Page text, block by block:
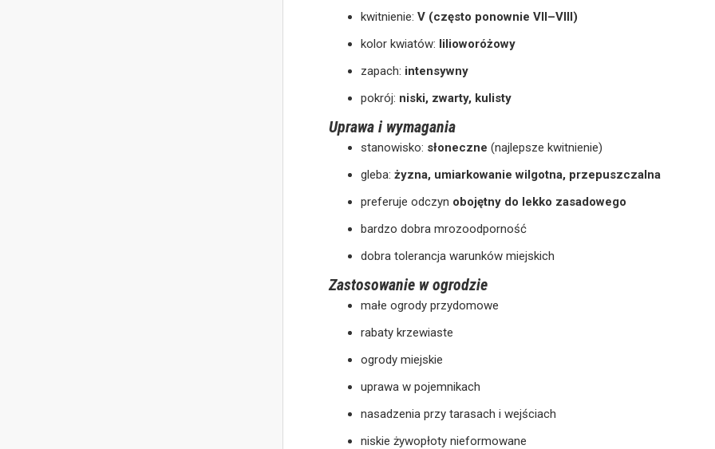
kwitnienie:V (często ponownie VII–VIII)
kolor kwiatów: lilioworóżowy
zapach: intensywny
pokrój: niski, zwarty, kulisty
Uprawa i wymagania
stanowisko: słoneczne (najlepsze kwitnienie)
gleba:żyzna, umiarkowanie wilgotna, przepuszczalna
preferuje odczyn obojętny do lekko zasadowego
bardzo dobra mrozoodporność
dobra tolerancja warunków miejskich
Zastosowanie w ogrodzie
małe ogrody przydomowe
rabaty krzewiaste
ogrody miejskie
uprawa w pojemnikach
nasadzenia przy tarasach i wejściach
niskie żywopłoty nieformowane